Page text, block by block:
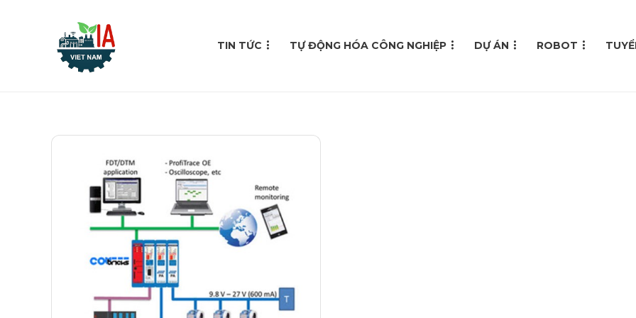
TIN TỨC TỰ ĐỘNG HÓA CÔNG NGHIỆP DỰ ÁN ROBOT